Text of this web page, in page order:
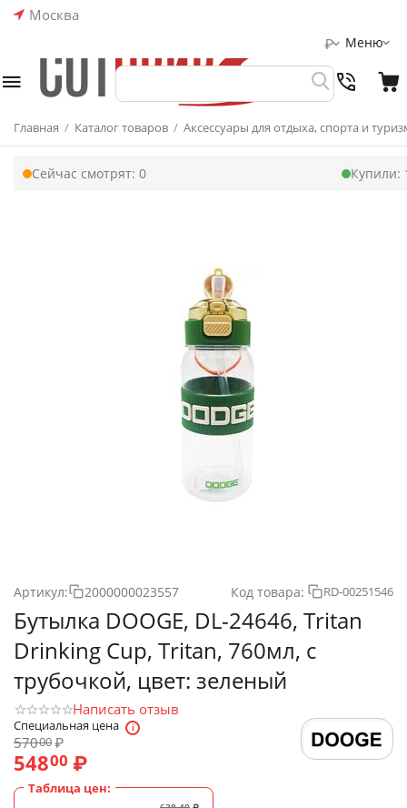
Москва
Меню
₽
Главная / Каталог товаров / Аксессуары для отдыха, спорта и
Сейчас смотрят: 0 Купили:
Артикул: 2000000023557 Код товара: RD-00251546
Бутылка DOOGE, DL-24646, Tritan
Drinking Cup, Tritan, 760мл, с
трубочкой, цвет: зеленый
Написать отзыв
Специальная цена
57000₽
54800 ₽
Таблица цен: